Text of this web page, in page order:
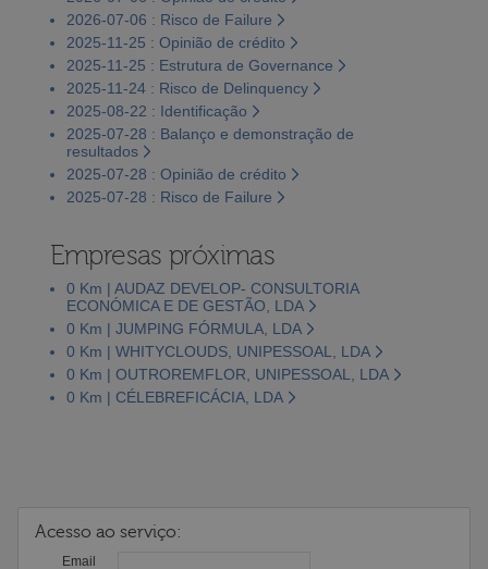
2026-07-06 : Risco de Failure
2025-11-25 : Opinião de crédito
2025-11-25 : Estrutura de Governance
2025-11-24 : Risco de Delinquency
2025-08-22 : Identificação
2025-07-28 : Balanço e demonstração de
resultados
2025-07-28 : Opinião de crédito
2025-07-28 : Risco de Failure
Empresas próximas
0 Km | AUDAZ DEVELOP- CONSULTORIA
ECONÓMICA E DE GESTÃO, LDA
0 Km | JUMPING FÓRMULA, LDA
0 Km | WHITYCLOUDS, UNIPESSOAL, LDA
0 Km | OUTROREMFLOR, UNIPESSOAL, LDA
0 Km | CÉLEBREFICÁCIA, LDA
Acesso ao serviço:
Email